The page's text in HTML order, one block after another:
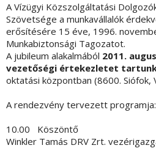
A Vízügyi Közszolgáltatási
Szövetsége a munkavállalók
erősítésére 15 éve, 1996.
Munkabiztonsági Tagozatot.
A jubileum alakalmából 2011.
vezetőségi értekezletet
oktatási központban (8600. Siófok,
A rendezvény tervezett programja:
10.00 Köszöntő
Winkler Tamás DRV Zrt.